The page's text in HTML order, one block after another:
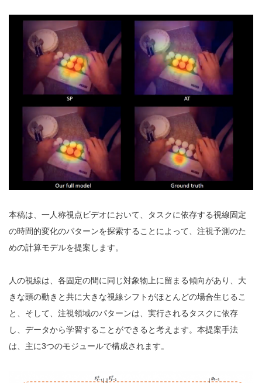
本稿は、一人称視点ビデオにおいて、タスクに依存する視線固定
の時間的変化のパターンを探索することによって、注視予測のた
めの計算モデルを提案します。
人の視線は、各固定の間に同じ対象物上に留まる傾向があり、大
きな頭の動きと共に大きな視線シフトがほとんどの場合生じるこ
と、そして、注視領域のパターンは、実行されるタスクに依存
し、データから学習することができると考えます。本提案手法
は、主に3つのモジュールで構成されます。